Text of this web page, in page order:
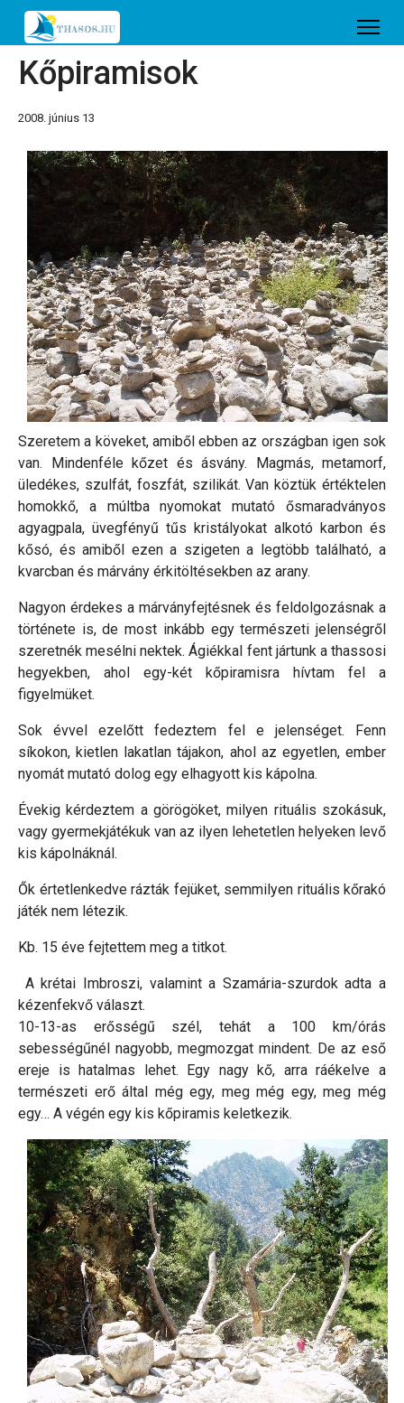
Kőpiramisok
2008. június 13
Szeretem a köveket, amiből ebben az országban igen sok
van. Mindenféle kőzet és ásvány. Magmás, metamorf,
üledékes, szulfát, foszfát, szilikát. Van köztük értéktelen
homokkő, a múltba nyomokat mutató ősmaradványos
agyagpala, üvegfényű tűs kristályokat alkotó karbon és
kősó, és amiből ezen a szigeten a legtöbb található, a
kvarcban és márvány érkitöltésekben az arany.
Nagyon érdekes a márványfejtésnek és feldolgozásnak a
története is, de most inkább egy természeti jelenségről
szeretnék mesélni nektek. Ágiékkal fent jártunk a thassosi
hegyekben, ahol egy-két kőpiramisra hívtam fel a
figyelmüket.
Sok évvel ezelőtt fedeztem fel e jelenséget. Fenn
síkokon, kietlen lakatlan tájakon, ahol az egyetlen, ember
nyomát mutató dolog egy elhagyott kis kápolna.
Évekig kérdeztem a görögöket, milyen rituális szokásuk,
vagy gyermekjátékuk van az ilyen lehetetlen helyeken levő
kis kápolnáknál.
Ők értetlenkedve rázták fejüket, semmilyen rituális kőrakó
játék nem létezik.
Kb. 15 éve fejtettem meg a titkot.
A krétai Imbroszi, valamint a Szamária-szurdok adta a
kézenfekvő választ.
10-13-as erősségű szél, tehát a 100 km/órás
sebességűnél nagyobb, megmozgat mindent. De az eső
ereje is hatalmas lehet. Egy nagy kő, arra ráékelve a
természeti erő által még egy, meg még egy, meg még
egy… A végén egy kis kőpiramis keletkezik.